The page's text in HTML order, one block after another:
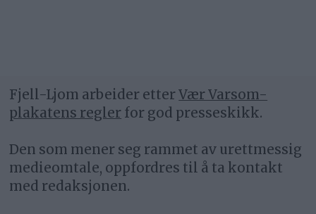
Fjell-Ljom arbeider etterVær Varsom-
plakatens regler for god presseskikk.
Den som mener seg rammet av urettmessig
medieomtale, oppfordres til å ta kontakt
med redaksjonen.